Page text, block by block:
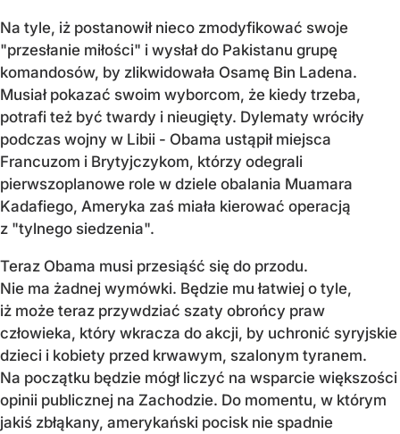
Na tyle, iż postanowił nieco zmodyfikować swoje
"przesłanie miłości" i wysłał do Pakistanu grupę
komandosów, by zlikwidowała Osamę Bin Ladena.
Musiał pokazać swoim wyborcom, że kiedy trzeba,
potrafi też być twardy i nieugięty. Dylematy wróciły
podczas wojny w Libii - Obama ustąpił miejsca
Francuzom i Brytyjczykom, którzy odegrali
pierwszoplanowe role w dziele obalania Muamara
Kadafiego, Ameryka zaś miała kierować operacją
z "tylnego siedzenia".
Teraz Obama musi przesiąść się do przodu.
Nie ma żadnej wymówki. Będzie mu łatwiej o tyle,
iż może teraz przywdziać szaty obrońcy praw
człowieka, który wkracza do akcji, by uchronić syryjskie
dzieci i kobiety przed krwawym, szalonym tyranem.
Na początku będzie mógł liczyć na wsparcie większości
opinii publicznej na Zachodzie. Do momentu, w którym
jakiś zbłąkany, amerykański pocisk nie spadnie